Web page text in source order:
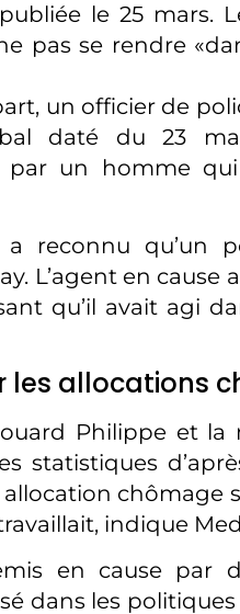
le 25 mars.
pas se rendre
un officier de
daté du 23
par un homme
reconnu qu’un
L’agent en cause
qu’il avait agi
les allocations
Philippe et la
statistiques
chômage
indique
en cause par
dans les politiques